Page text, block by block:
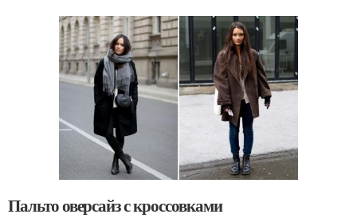
Пальто оверсайз с кроссовками